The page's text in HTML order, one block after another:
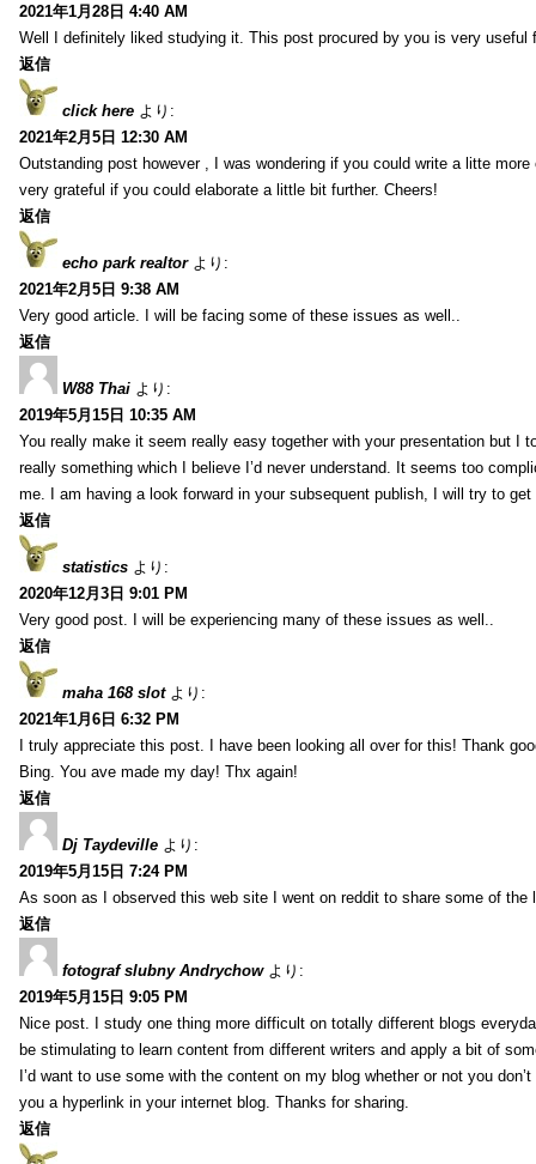
2021年1月28日 4:40 AM
Well I definitely liked studying it. This post procured by you is very useful
返信
click here より:
2021年2月5日 12:30 AM
Outstanding post however , I was wondering if you could write a litte
very grateful if you could elaborate a little bit further. Cheers!
返信
echo park realtor より:
2021年2月5日 9:38 AM
Very good article. I will be facing some of these issues as well..
返信
W88 Thai より:
2019年5月15日 10:35 AM
You really make it seem really easy together with your presentation but I
really something which I believe I’d never understand. It seems too
me. I am having a look forward in your subsequent publish, I will try to
返信
statistics より:
2020年12月3日 9:01 PM
Very good post. I will be experiencing many of these issues as well..
返信
maha 168 slot より:
2021年1月6日 6:32 PM
I truly appreciate this post. I have been looking all over for this! Thank
Bing. You ave made my day! Thx again!
返信
Dj Taydeville より:
2019年5月15日 7:24 PM
As soon as I observed this web site I went on reddit to share some of the
返信
fotograf slubny Andrychow より:
2019年5月15日 9:05 PM
Nice post. I study one thing more difficult on totally different blogs
be stimulating to learn content from different writers and apply a bit of
I’d want to use some with the content on my blog whether or not you
you a hyperlink in your internet blog. Thanks for sharing.
返信